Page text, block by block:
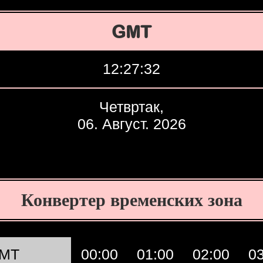
GMT
12:27:33
Четвртак,
06. Август. 2026
Конвертер временских зона
00:00 01:00 02:00